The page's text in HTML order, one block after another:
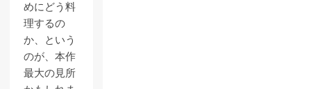
めにどう料
理するの
か、という
のが、本作
最大の見所